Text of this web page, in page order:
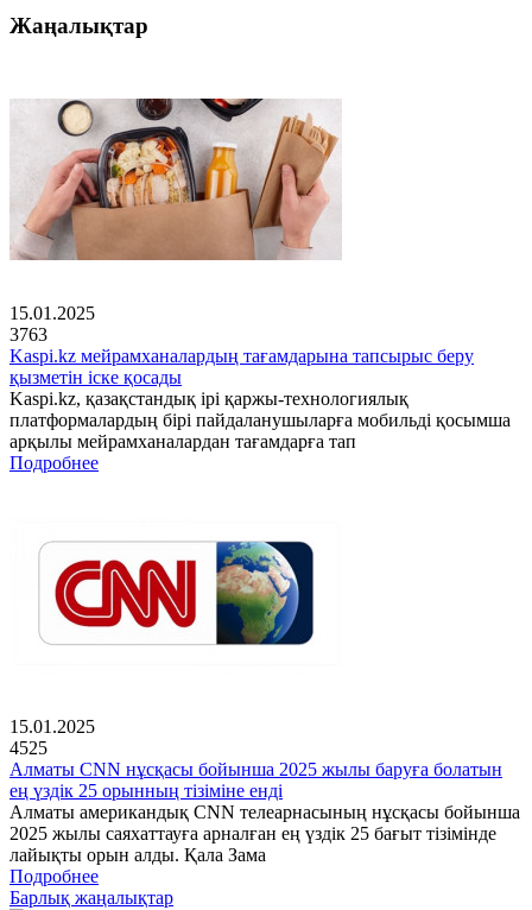
Жаңалықтар
15.01.2025
3763
Kaspi.kz мейрамханалардың тағамдарына тапсырыс беру
қызметін іске қосады
Kaspi.kz, қазақстандық ірі қаржы-технологиялық
платформалардың бірі пайдаланушыларға мобильді қосымша
арқылы мейрамханалардан тағамдарға тап
Подробнее
15.01.2025
4525
Алматы CNN нұсқасы бойынша 2025 жылы баруға болатын
ең үздік 25 орынның тізіміне енді
Алматы американдық CNN телеарнасының нұсқасы бойынша
2025 жылы саяхаттауға арналған ең үздік 25 бағыт тізімінде
лайықты орын алды. Қала Зама
Подробнее
Барлық жаңалықтар